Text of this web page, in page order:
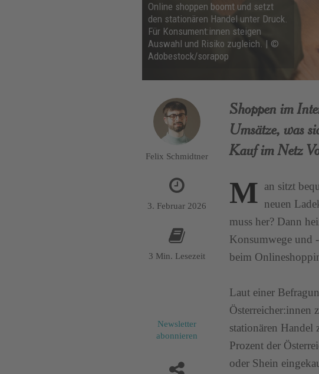
Online shoppen boomt und setzt
den stationären Handel unter Druck.
Für Konsument:innen steigen
Auswahl und Risiko zugleich. | ©
Adobestock/sorapop
Felix Schmidtner
3. Februar 2026
3 Min. Lesezeit
Newsletter
abonnieren
Shoppen im
Umsätze, was
Kauf im Netz
M an sitzt
neuen
muss her? Dann
Konsumwege und
beim
Laut einer
Österreicher:innen
stationären
Prozent der
oder Shein